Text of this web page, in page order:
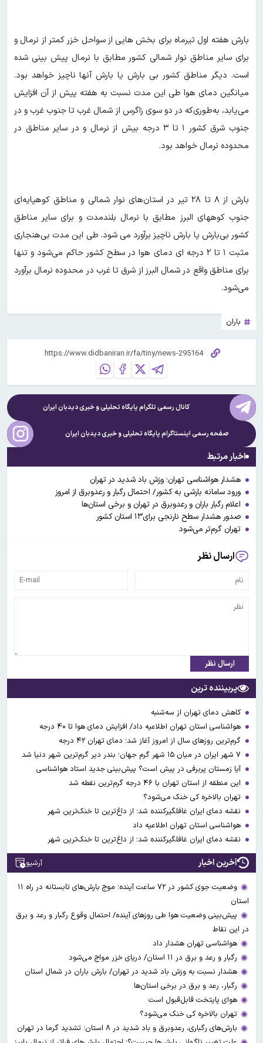
بارش هفته اول تیرماه برای بخش هایی از سواحل خزر کمتر از نرمال و
برای سایر مناطق نوار شمالی کشور مطابق با نرمال پیش بینی شده
است. دیگر مناطق کشور بی بارش یا بارش آنها ناچیز خواهد بود.
میانگین دمای هوا طی این مدت نسبت به هفته پیش از آن افزایش
می‌یابد، به‌طوری‌که در دو سوی زاگرس از شمال غرب تا جنوب غرب و در
جنوب شرق کشور ۱ تا ۳ درجه بیش از نرمال و در سایر مناطق در
محدوده نرمال خواهد بود.
بارش از ۸ تا ۲۸ تیر در استان‌های نوار شمالی و مناطق کوهپایه‌ای
جنوب کوههای البرز مطابق با نرمال بلندمدت و برای سایر مناطق
کشور بی‌بارش یا بارش ناچیز برآورد می شود. طی این مدت بی‌هنجاری
مثبت ۱ تا ۲ درجه ای دمای هوا در سطح کشور حاکم می‌شود و تنها
برای مناطق واقع در شمال البرز از شرق تا غرب در محدوده نرمال برآورد
می‌شود.
باران
کانال رسمی تلگرام پایگاه تحلیلی و خبریدیدبان ایران
صفحه رسمی اینستاگرام پایگاه تحلیلی و خبریدیدبان ایران
اخبار مرتبط
هشدار هواشناسی تهران؛ وزش باد شدید در تهران
ورود سامانه بارشی به کشور/ احتمال رگبار و رعدوبرق از امروز
اعلام رگبار باران و رعدوبرق در تهران و برخی استان‌ها
صدور هشدار سطح نارنجی برای۱۳ استان کشور
تهران گرم‌تر می‌شود
ارسال نظر
ارسال نظر
پربیننده ترین
کاهش دمای تهران از سه‌شنبه
هواشناسی استان تهران اطلاعیه داد/ افزایش دمای هوا تا ۴۰ درجه
گرم‌ترین روزهای سال از امروز آغاز شد؛ دمای تهران ۴۲ درجه
آیا زمستان پربرفی در پیش است؟ پیش‌بینی جدید استاد هواشناسی
این منطقه از استان تهران با ۴۶ درجه گرم‌ترین نقطه شد
تهران بالاخره کی خنک می‌شود؟
نقشه دمای ایران غافلگیرکننده شد؛ از داغ‌ترین تا خنک‌ترین شهر
هواشناسی استان تهران اطلاعیه داد
نقشه دمای ایران غافلگیرکننده شد؛ از داغ‌ترین تا خنک‌ترین شهر
آخرین اخبار آرشیو
وضعیت جوی کشور در ۷۲ ساعت آینده؛ موج بارش‌های تابستانه در راه ۱۱
استان
پیش‌بینی وضعیت هوا طی روزهای آینده/ احتمال وقوع رگبار و رعد و برق
در این نقاط
هواشناسی تهران هشدار داد
رگبار و رعد و برق در ۱۱ استان‌/ دریای خزر مواج می‌شود
هشدار نسبت به وزش باد شدید در تهران/ بارش باران در شمال استان
رگبار، رعد و برق در برخی استان‌ها
هوای پایتخت قابل‌قبول است
تهران بالاخره کی خنک می‌شود؟
بارش‌های رگباری، رعدوبرق و باد شدید در ۸ استان؛ تشدید گرما در تهران